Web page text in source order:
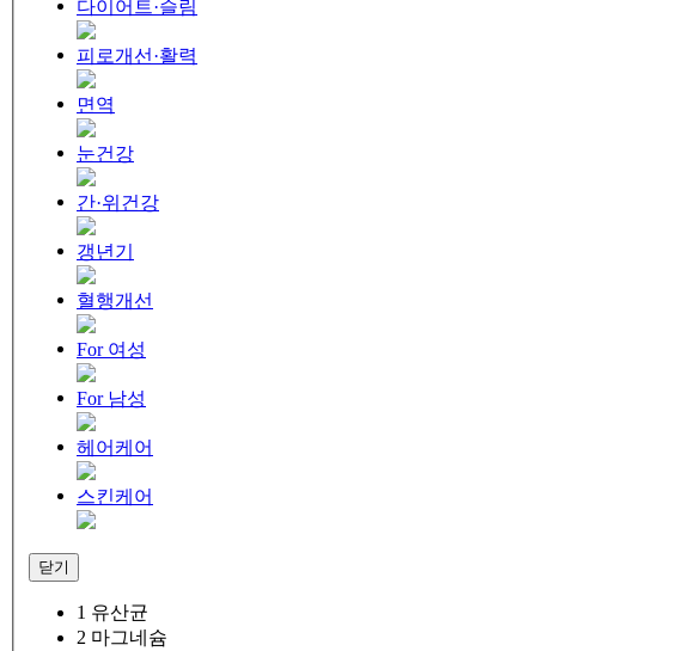
다이어트·슬림
피로개선·활력
면역
눈건강
간·위건강
갱년기
혈행개선
For 여성
For 남성
헤어케어
스킨케어
닫기
1 유산균
2 마그네슘